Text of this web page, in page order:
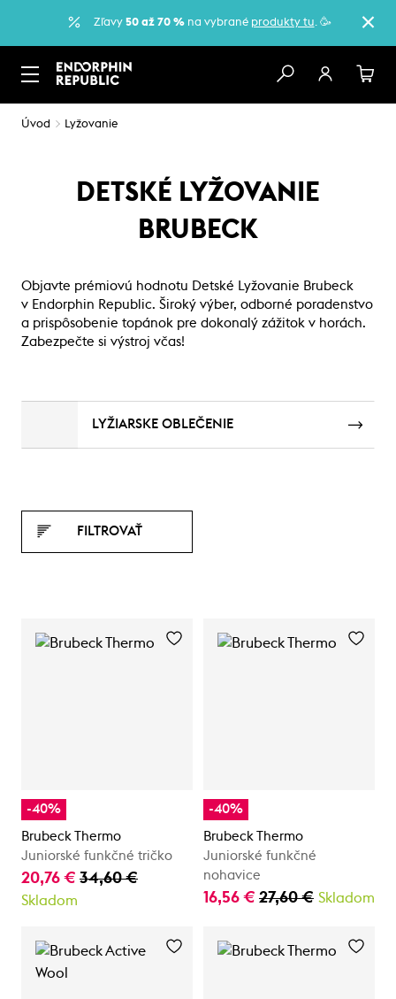
Zľavy 50 až 70 %na vybrané produkty tu. 🥳
Úvod Lyžovanie
DETSKÉ LYŽOVANIE
BRUBECK
Objavte prémiovú hodnotu Detské Lyžovanie Brubeck
v Endorphin Republic. Široký výber, odborné poradenstvo
a prispôsobenie topánok pre dokonalý zážitok v horách.
Zabezpečte si výstroj včas!
LYŽIARSKE OBLEČENIE
FILTROVAŤ
-40%
Brubeck Thermo
Juniorské funkčné tričko
20,76 € 34,60 €
Skladom
-40%
Brubeck Thermo
Juniorské funkčné
nohavice
16,56 € 27,60 € Skladom